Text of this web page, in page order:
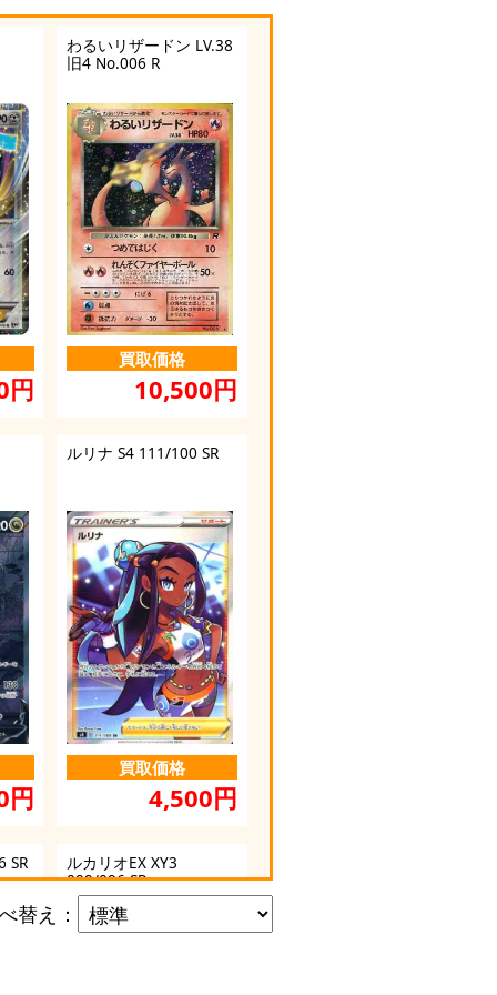
円
わるいリザードン LV.38
旧4 No.006 R
買取価格
10,500円
円
ルリナ S4 111/100 SR
買取価格
4,500円
SR
ルカリオEX XY3
099/096 SR
替え ：